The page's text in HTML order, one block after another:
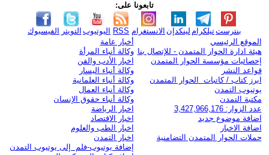
تابعونا على:
الفيسبوك التويتر اليوتيوب RSS الانستغرام لينكدإن تيلكرامبنترست
الموقع الرئيسي
هيئة ادارة الحوار المتمدن - للإتصال بنا
إحصائيات مؤسسة الحوار المتمدن
قواعد النشر
ابرز كتاب / كاتبات الحوار المتمدن
يوتيوب التمدن
مكتبة التمدن
عدد الزوار: 3,427,966,176
اضافة موضوع جديد
اضافة الاخبار
حملات الحوار المتمدن التضامنية
أخبار عامة
وكالة أنباء المرأة
اخبار الأدب والفن
وكالة أنباء اليسار
وكالة أنباء العلمانية
وكالة أنباء العمال
وكالة أنباء حقوق الإنسان
اخبار الرياضة
اخبار الاقتصاد
اخبار الطب والعلوم
اخبار التمدن
إضافة يوتيوب-فلم إلى يوتيوب التمدن